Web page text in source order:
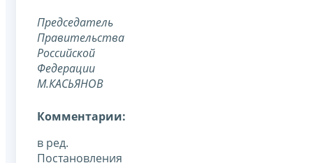
Председатель
Правительства
Российской
Федерации
М.КАСЬЯНОВ
Комментарии:
в ред.
Постановления